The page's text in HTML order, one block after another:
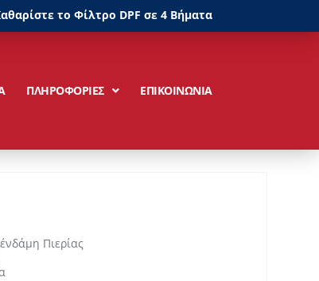
το Φίλτρο DPF σε 4 Βήματα
ΠΛΗΡΟΦΟΡΙΕΣ ΕΠΙΚΟΙΝΩΝΙΑ
Πιερίας